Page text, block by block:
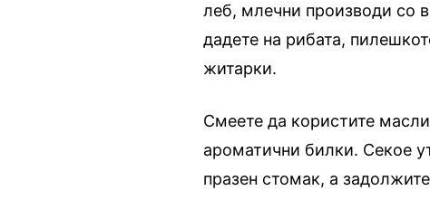
леб, млечни производи со
дадете на рибата,
житарки.
Смеете да користите
ароматични билки. Секое
празен стомак, а